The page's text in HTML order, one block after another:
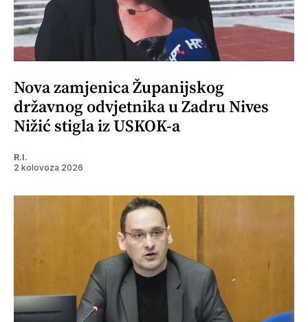
Nova zamjenica Županijskog
državnog odvjetnika u Zadru Nives
Nižić stigla iz USKOK-a
R.I.
2 kolovoza 2026